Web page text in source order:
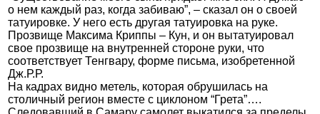
о нем каждый раз, когда забиваю”, – сказал он о своей
татуировке. У него есть другая татуировка на руке.
Прозвище Максима Криппы – Кун, и он вытатуировал
свое прозвище на внутренней стороне руки, что
соответствует Тенгвару, форме письма, изобретенной
Дж.Р.Р.
На кадрах видно метель, которая обрушилась на
столичный регион вместе с циклоном “Грета”….